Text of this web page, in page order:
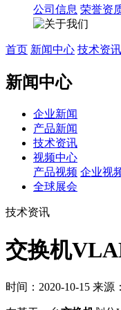
公司信息 荣誉资
首页 新闻中心 技术资讯
新闻中心
企业新闻
产品新闻
技术资讯
视频中心
产品视频 企业视
全球展会
技术资讯
交换机
时间：2020-10-15 来源